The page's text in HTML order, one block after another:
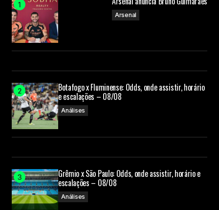
Arsenal
Botafogo x Fluminense: Odds, onde assistir, horário
e escalações – 08/08
Análises
Grêmio x São Paulo: Odds, onde assistir, horário e
escalações – 08/08
Análises